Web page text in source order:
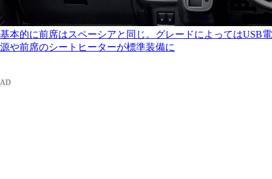
基本的に前席はスペーシアと同じ。グレードによってはUSB電
源や前席のシートヒーターが標準装備に